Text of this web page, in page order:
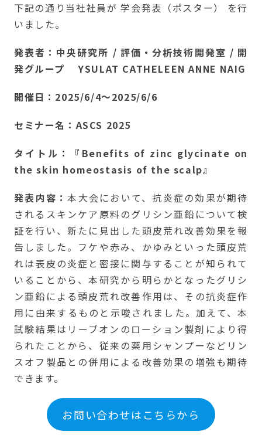
下記の通り当社社員が 学会発表（ポスター） を行
いました。
発表者：中央研究所 / 評価・分析技術開発室 / 開
発グループ YSULAT CATHELEEN ANNE NAIG
開催日：2025/6/4〜2025/6/6
セミナー名：ASCS 2025
タイトル：『Benefits of zinc glycinate on
the skin homeostasis of the scalp』
発表内容：本大会において、抗炎症の効果が期待
されるスキンケア原料のグリシン亜鉛について検
証を行い、新たに見出した頭皮荒れ改善効果を報
告しました。フケや赤み、かゆみといった頭皮荒
れは表皮の炎症と密接に関与することが知られて
いることから、本研究から明らかとなったグリシ
ン亜鉛による頭皮荒れ改善作用は、その抗炎症作
用に由来するものと示唆されました。加えて、本
試験結果はリーブオンのローション製剤により得
られたことから、従来の薬用シャンプーなどリン
スオフ製品との併用による改善効果の増強も期待
できます。
お問い合わせはこちらから